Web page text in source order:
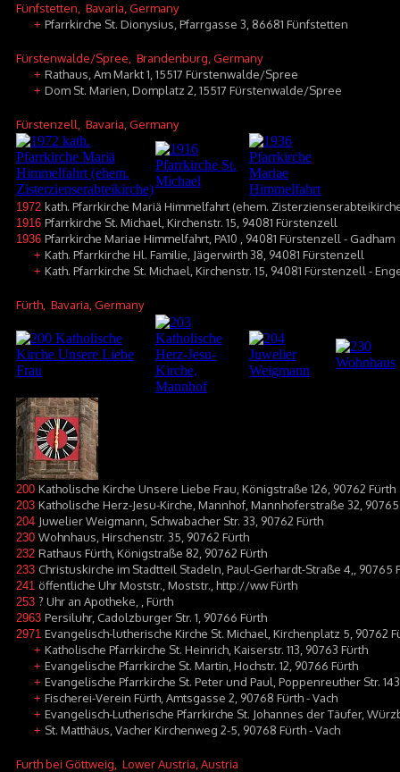
Fünfstetten , Bavaria, Germany
+ Pfarrkirche St. Dionysius, Pfarrgasse 3, 86681 Fünfstetten
Fürstenwalde/Spree , Brandenburg, Germany
+ Rathaus, Am Markt 1, 15517 Fürstenwalde/Spree
+ Dom St. Marien, Domplatz 2, 15517 Fürstenwalde/Spree
Fürstenzell , Bavaria, Germany
1972 kath. Pfarrkirche Mariä Himmelfahrt (ehem.
1916 Pfarrkirche St. Michael, Kirchenstr. 15, 94081 Fürstenzell
1936 Pfarrkirche Mariae Himmelfahrt, PA10 , 94081 Fürstenzell - Gadham
+ Kath. Pfarrkirche Hl. Familie, Jägerwirth 38, 94081 Fürstenzell
+ Kath. Pfarrkirche St. Michael, Kirchenstr. 15, 94081 Fürstenzell -
Fürth , Bavaria, Germany
200 Katholische Kirche Unsere Liebe Frau, Königstraße 126, 90762 Fürth
203 Katholische Herz-Jesu-Kirche, Mannhof, Mannhoferstraße 32,
204 Juwelier Weigmann, Schwabacher Str. 33, 90762 Fürth
230 Wohnhaus, Hirschenstr. 35, 90762 Fürth
232 Rathaus Fürth, Königstraße 82, 90762 Fürth
233 Christuskirche im Stadtteil Stadeln, Paul-Gerhardt-Straße 4,, 90765
241 öffentliche Uhr Moststr., Moststr., http://ww Fürth
253 ? Uhr an Apotheke, , Fürth
2963 Persiluhr, Cadolzburger Str. 1, 90766 Fürth
2971 Evangelisch-lutherische Kirche St. Michael, Kirchenplatz 5, 90762
+ Katholische Pfarrkirche St. Heinrich, Kaiserstr. 113, 90763 Fürth
+ Evangelische Pfarrkirche St. Martin, Hochstr. 12, 90766 Fürth
+ Evangelische Pfarrkirche St. Peter und Paul, Poppenreuther Str.
+ Fischerei-Verein Fürth, Amtsgasse 2, 90768 Fürth - Vach
+ Evangelisch-Lutherische Pfarrkirche St. Johannes der Täufer,
+ St. Matthäus, Vacher Kirchenweg 2-5, 90768 Fürth - Vach
Furth bei Göttweig , Lower Austria, Austria